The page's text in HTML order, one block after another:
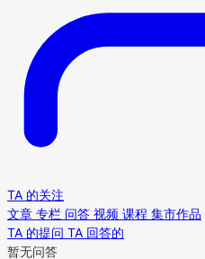
TA 的关注
文章 专栏 问答 视频 课程 集市作品
TA 的提问 TA 回答的
暂无问答